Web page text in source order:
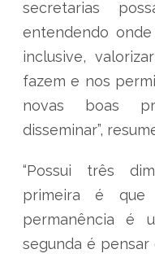
secretarias
entendendo
inclusive,
fazem e nos
novas boas
disseminar”,
“Possui três
primeira é
permanência é
segunda é